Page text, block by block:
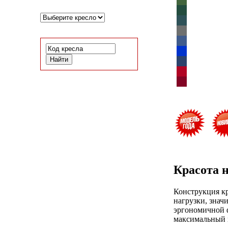
Красота
Конструкция
нагрузки,
эргономичной
максимальный